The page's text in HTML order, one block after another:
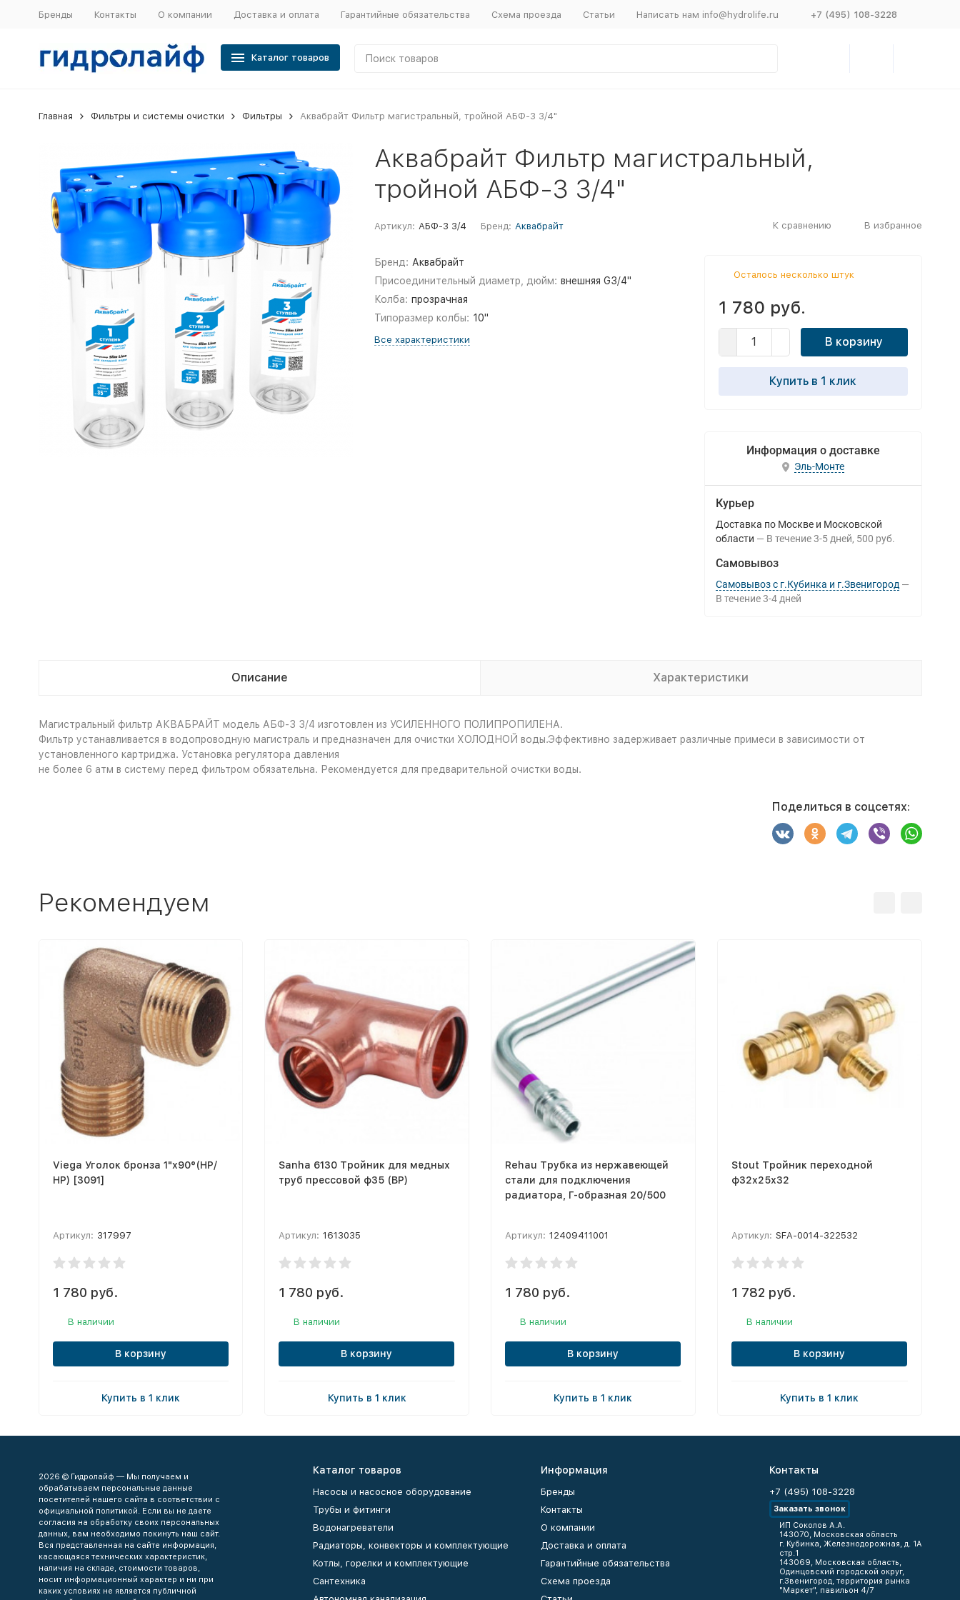
Бренды Контакты О компании Доставка и оплата Гарантийные обязательства Схема проезда Статьи Написать нам info@hydrolife.ru +7 (495) 108-3228
Каталог товаров
Главная Фильтры и системы очистки Фильтры Аквабрайт Фильтр магистральный, тройной АБФ-3 3/4"
Аквабрайт Фильтр магистральный,
тройной АБФ-3 3/4"
Артикул: АБФ-3 3/4 Бренд: Аквабрайт К сравнению В избранное
Бренд: Аквабрайт
Присоединительный диаметр, дюйм: внешняя G3/4"
Колба: прозрачная
Типоразмер колбы: 10"
Все характеристики
Осталось несколько штук
1 780 руб.
В корзину
Купить в 1 клик
Информация о доставке
Эль-Монте
Курьер
Доставка по Москве и Московской
области
В течение 3-5 дней 500 руб.
Самовывоз
Самовывоз с г.Кубинка и г.Звенигород
В течение 3-4 дней
Описание Характеристики
Магистральный фильтр АКВАБРАЙТ модель АБФ-3 3/4 изготовлен из УСИЛЕННОГО ПОЛИПРОПИЛЕНА.
Фильтр устанавливается в водопроводную магистраль и предназначен для очистки ХОЛОДНОЙ воды.Эффективно задерживает различные примеси в зависимости от
установленного картриджа. Установка регулятора давления
не более 6 атм в систему перед фильтром обязательна. Рекомендуется для предварительной очистки воды.
Поделиться в соцсетях:
Рекомендуем
Viega Уголок бронза 1"х90°(НР/
НР) [3091]
Артикул: 317997
1 780 руб.
В наличии
В корзину
Купить в 1 клик
Sanha 6130 Тройник для медных
труб прессовой ф35 (ВР)
Артикул: 1613035
1 780 руб.
В наличии
В корзину
Купить в 1 клик
Rehau Трубка из нержавеющей
стали для подключения
радиатора, Г-образная 20/500
Артикул: 12409411001
1 780 руб.
В наличии
В корзину
Купить в 1 клик
Stout Тройник переходной
ф32х25х32
Артикул: SFA-0014-322532
1 782 руб.
В наличии
В корзину
Купить в 1 клик
2026 © Гидролайф — Мы получаем и
обрабатываем персональные данные
посетителей нашего сайта в соответствии с
официальной политикой. Если вы не даете
согласия на обработку своих персональных
данных, вам необходимо покинуть наш сайт.
Вся представленная на сайте информация,
касающаяся технических характеристик,
наличия на складе, стоимости товаров,
носит информационный характер и ни при
каких условиях не является публичной
Каталог товаров
Насосы и насосное оборудование
Трубы и фитинги
Водонагреватели
Радиаторы, конвекторы и комплектующие
Котлы, горелки и комплектующие
Сантехника
Информация
Бренды
Контакты
О компании
Доставка и оплата
Гарантийные обязательства
Схема проезда
Контакты
+7 (495) 108-3228
Заказать звонок
ИП Соколов А.А.
143070, Московская область
г. Кубинка, Железнодорожная, д. 1А
стр.1
143069, Московская область,
Одинцовский городской округ,
г.Звенигород, территория рынка
"Маркет", павильон 4/7